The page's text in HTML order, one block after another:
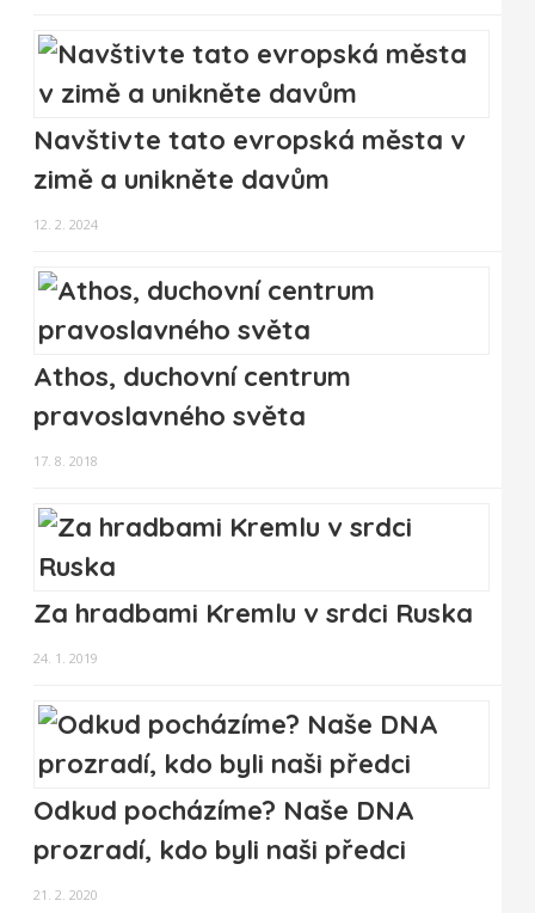
Navštivte tato evropská města v
zimě a unikněte davům
12. 2. 2024
Athos, duchovní centrum
pravoslavného světa
17. 8. 2018
Za hradbami Kremlu v srdci Ruska
24. 1. 2019
Odkud pocházíme? Naše DNA
prozradí, kdo byli naši předci
21. 2. 2020